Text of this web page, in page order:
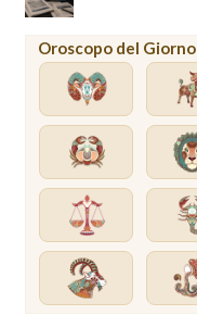
Oroscopo del Giorno